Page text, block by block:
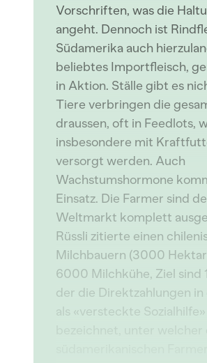
Vorschriften, was die
angeht. Dennoch ist
Südamerika auch
beliebtes Importfleisch,
in Aktion. Ställe gibt es
Tiere verbringen die
draussen, oft in Feedlots,
insbesondere mit
versorgt werden. Auch
Wachstumshormone
Einsatz. Die Farmer sind
Weltmarkt komplett
Rüssli zitierte einen
Milchbauern (3000
6000 Milchkühe, Ziel sind
der die Direktzahlungen in
als «versteckte Sozialhilfe»